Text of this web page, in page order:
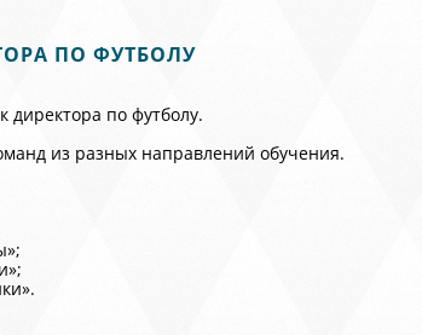
ПО ФУТБОЛУ
директора по футболу.
из разных направлений обучения.